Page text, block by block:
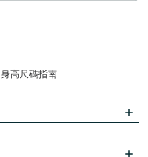
身高尺碼指南